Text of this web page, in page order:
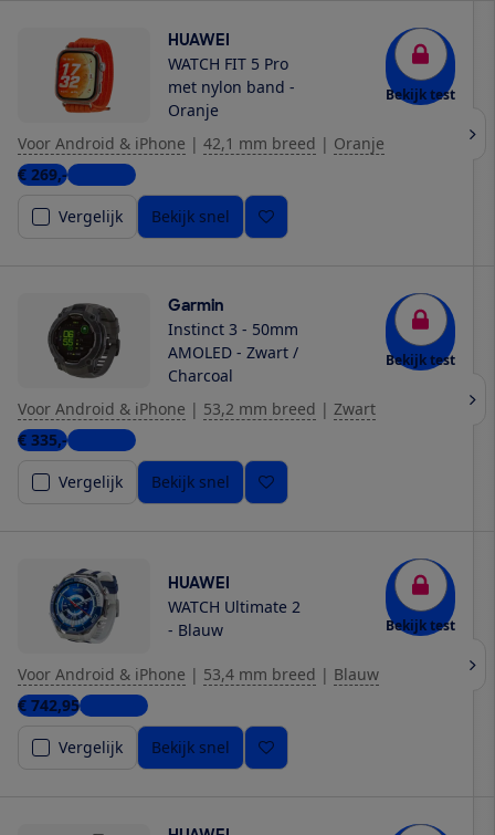
HUAWEI
WATCH FIT 5 Pro
met nylon band -
Oranje
Bekijk test
Voor Android & iPhone | 42,1 mm breed | Oranje
€ 269,-3 winkels
Vergelijk
Bekijk snel
Garmin
Instinct 3 - 50mm
AMOLED - Zwart /
Charcoal
Bekijk test
Voor Android & iPhone | 53,2 mm breed | Zwart
€ 335,-6 winkels
Vergelijk
Bekijk snel
HUAWEI
WATCH Ultimate 2
- Blauw
Bekijk test
Voor Android & iPhone | 53,4 mm breed | Blauw
€ 742,953 winkels
Vergelijk
Bekijk snel